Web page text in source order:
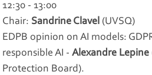
12:30 - 13:00
Chair: Sandrine Clavel (UVSQ)
EDPB opinion on AI models:
responsible AI -Alexandre Lepine
Protection Board).